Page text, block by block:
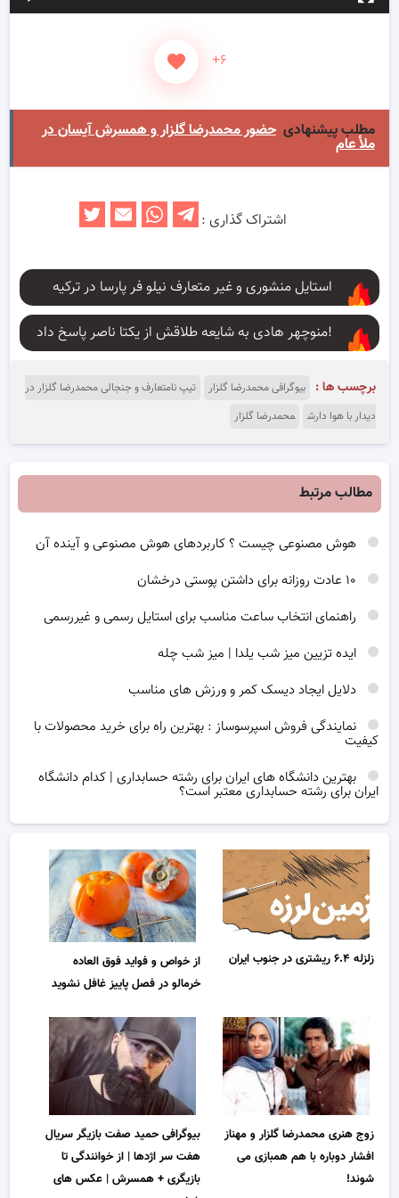
+۶
مطلب پیشنهادی حضور محمدرضا گلزار و همسرش آیسان در
ملأ عام
اشتراک گذاری :
استایل منشوری و غیر متعارف نیلو فر پارسا در ترکیه
منوچهر هادی به شایعه طلاقش از یکتا ناصر پاسخ داد!
برچسب ها : بیوگرافی محمدرضا گلزار
تیپ نامتعارف و جنجالی محمدرضا گلزار در
دیدار با هوا دارش
محمدرضا گلزار
مطالب مرتبط
هوش مصنوعی چیست ؟ کاربردهای هوش مصنوعی و آینده آن
راهنمای انتخاب ساعت مناسب برای استایل رسمی و غیررسمی
ایده تزیین میز شب یلدا | میز شب چله
دلایل ایجاد دیسک کمر و ورزش های مناسب
نمایندگی فروش اسپرسوساز : بهترین راه برای خرید محصولات با
کیفیت
بهترین دانشگاه های ایران برای رشته حسابداری | کدام دانشگاه
ایران برای رشته حسابداری معتبر است؟
زلزله ۶.۴ ریشتری در جنوب ایران
از خواص و فواید فوق العاده‌
خرمالو در فصل پاییز غافل نشوید
زوج هنری محمدرضا گلزار و مهناز
افشار دوباره با هم همبازی می
شوند!
بیوگرافی حمید صفت بازیگر سریال
هفت سر اژدها | از خوانندگی تا
بازیگری + همسرش | عکس های